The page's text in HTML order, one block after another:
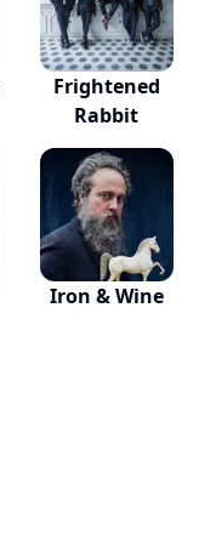
Frightened
Rabbit
Iron & Wine